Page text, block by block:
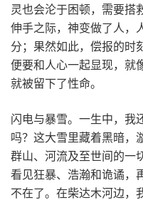
灵也会沦于困顿，需要搭
伸手之际，神变做了人，
分；果然如此，偿报的时
便要和人心一起显现，就
就被留下了性命。
闪电与暴雪。一生中，我
吗？这大雪里藏着黑暗，
群山、河流及至世间的一
看见狂暴、浩瀚和诡谲，
不在了。在柴达木河边，